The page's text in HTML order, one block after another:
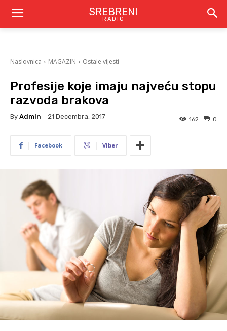
SREBRENI
RADIO
Naslovnica MAGAZIN Ostale vijesti
Profesije koje imaju najveću stopu
razvoda brakova
By Admin 21 Decembra, 2017 0
162
Facebook Viber